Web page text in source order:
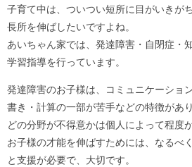
子育て中は、ついつい短所に目がいきが
長所を伸ばしたいですよね。
あいちゃん家では、発達障害・自閉症・
学習指導を行っています。
発達障害のお子様は、コミュニケーショ
書き・計算の一部が苦手などの特徴があり
どの分野が不得意かは個人によって程度
お子様の才能を伸ばすためには、なるべ
と支援が必要で、大切です。